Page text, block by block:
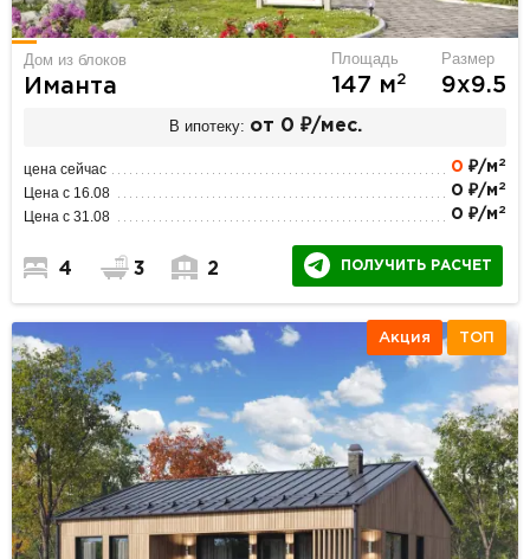
Дом из блоков
Иманта
Площадь
147 м2
Размер
9х9.5
В ипотеку: от 0 ₽/мес.
цена сейчас 0 ₽/м 2
Цена с 16.08 0 ₽/м 2
Цена с 31.08 0 ₽/м 2
4 3 2 ПОЛУЧИТЬ РАСЧЕТ
Акция ТОП